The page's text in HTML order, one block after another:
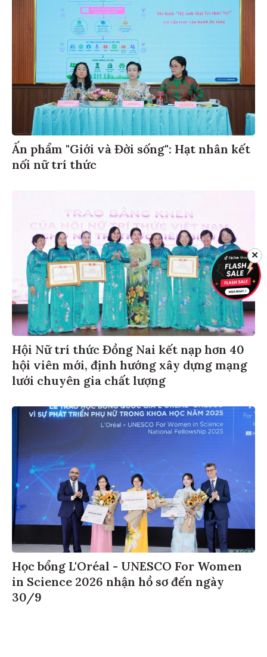
Ấn phẩm "Giới và Đời sống": Hạt nhân kết
nối nữ trí thức
Hội Nữ trí thức Đồng Nai kết nạp hơn 40
hội viên mới, định hướng xây dựng mạng
lưới chuyên gia chất lượng
Học bổng L'Oréal - UNESCO For Women
in Science 2026 nhận hồ sơ đến ngày
30/9
✕